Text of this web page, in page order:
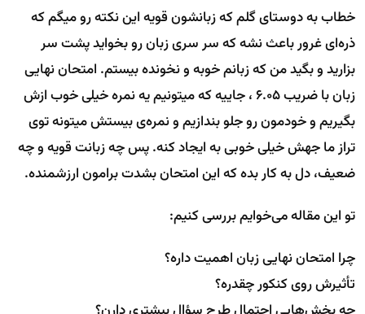
خطاب به دوستای گلم که زبانشون قویه این نکته رو میگم که
ذره‌ای غرور باعث نشه که سر سری زبان رو بخواید پشت سر
بزارید و بگید من که زبانم خوبه و نخونده بیستم. امتحان نهایی
زبان با ضریب 6.05 ، جاییه که میتونیم یه نمره خیلی خوب ازش
بگیریم و خودمون رو جلو بندازیم و نمره‌ی بیستش میتونه توی
تراز ما جهش خیلی خوبی به ایجاد کنه. پس چه زبانت قویه و چه
ضعیف، دل به کار بده که این امتحان بشدت برامون ارزشمنده.
تو این مقاله می‌خوایم بررسی کنیم:
چرا امتحان نهایی زبان اهمیت داره؟
تأثیرش روی کنکور چقدره؟